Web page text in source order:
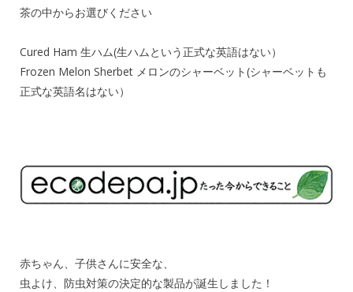
茶の中からお選びください
Cured Ham 生ハム(生ハムという正式な英語はない）
Frozen Melon Sherbet メロンのシャーベット(シャーベットも
正式な英語名はない）
赤ちゃん、子供さんに安全な、
虫よけ、防虫対策の決定的な製品が誕生しました！